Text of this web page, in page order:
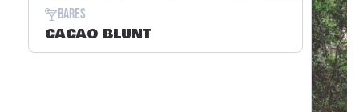
Bares
CACAO BLUNT